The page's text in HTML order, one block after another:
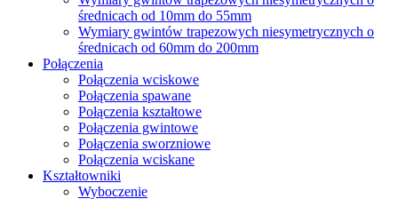
średnicach od 10mm do 55mm
Wymiary gwintów trapezowych niesymetrycznych o
średnicach od 60mm do 200mm
Połączenia
Połączenia wciskowe
Połączenia spawane
Połączenia kształtowe
Połączenia gwintowe
Połączenia sworzniowe
Połączenia wciskane
Kształtowniki
Wyboczenie